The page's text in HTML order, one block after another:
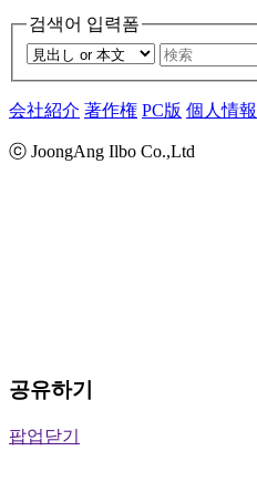
검색어 입력폼
会社紹介 著作権 PC版 個人情報
ⓒ JoongAng Ilbo Co.,Ltd
공유하기
팝업닫기